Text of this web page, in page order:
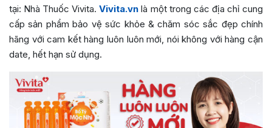
tại: Nhà Thuốc Vivita.Vivita.vn là một trong các địa chỉ cung
cấp sản phẩm bảo vệ sức khỏe & chăm sóc sắc đẹp chính
hãng với cam kết hàng luôn luôn mới, nói không với hàng cận
date, hết hạn sử dụng.